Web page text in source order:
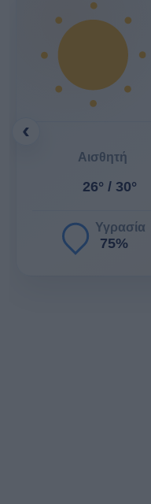
‹
Αισθητή
26° / 30°
Υγρασία
75%